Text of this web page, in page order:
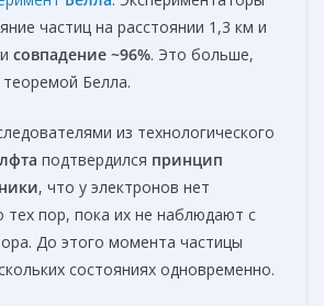
частиц на расстоянии 1,3 км и
совпадение ~96%. Это больше,
Белла.
из технологического
подтвердился принцип
, что у электронов нет
тех пор, пока их не наблюдают с
До этого момента частицы
состояниях одновременно.